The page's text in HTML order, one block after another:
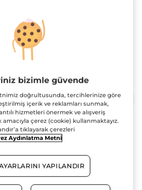
Fraiches-Vegan
(4)YORUM EKLE
1595.00 TL
bizimle güvende
doğrultusunda, tercihlerinize göre
içerik ve reklamları sunmak,
hizmetleri önermek ve alışveriş
çerez (cookie) kullanmaktayız.
tıklayarak çerezleri
Aydınlatma Metni
YAPILANDIR